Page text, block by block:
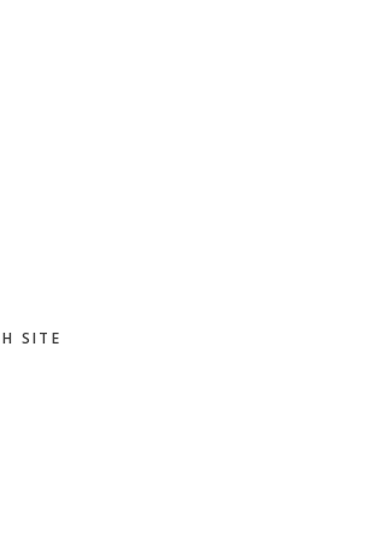
SITE